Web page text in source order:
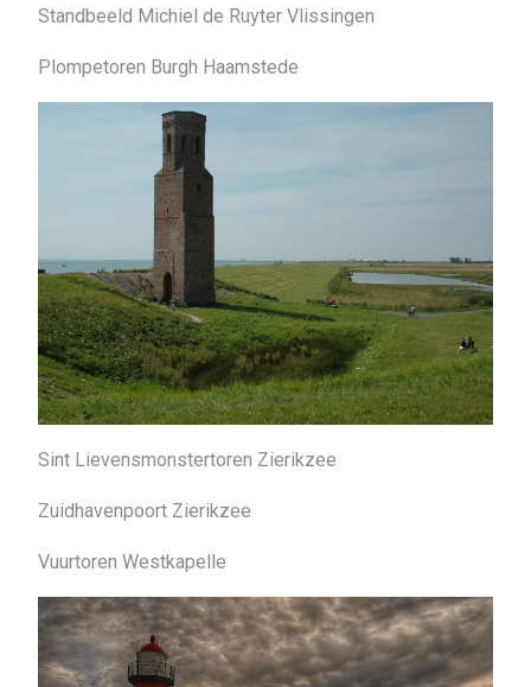
Standbeeld Michiel de Ruyter Vlissingen
Plompetoren Burgh Haamstede
Sint Lievensmonstertoren Zierikzee
Zuidhavenpoort Zierikzee
Vuurtoren Westkapelle